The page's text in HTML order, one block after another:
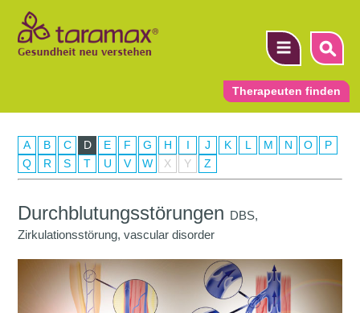
Therapeuten finden
A B C D E F G H I J K L M N O
P
Q
R S T U V W X Y Z
Durchblutungsstörungen DBS,
Zirkulationsstörung, vascular disorder